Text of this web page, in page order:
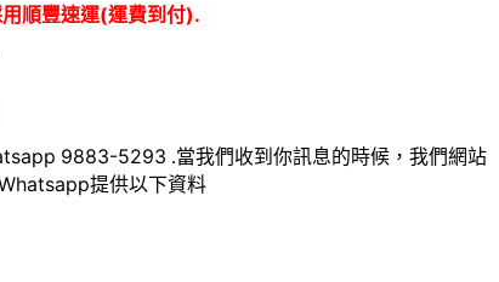
順豐速運(運費到付).
9883-5293 .當我們收到你訊息的時候，我們網站
提供以下資料